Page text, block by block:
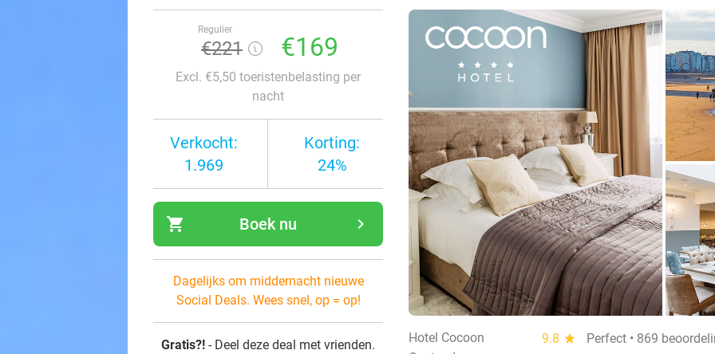
Regulier
€221 €169
Excl. €5,50 toeristenbelasting per
nacht
Verkocht:
1.969
Korting:
24%
shopping_cart navigate_next
Boek nu
Dagelijks om middernacht nieuwe
Social Deals. Wees snel, op = op!
Gratis?! - Deel deze deal met vrienden.
Hotel Cocoon 9.8 star
Perfect • 869